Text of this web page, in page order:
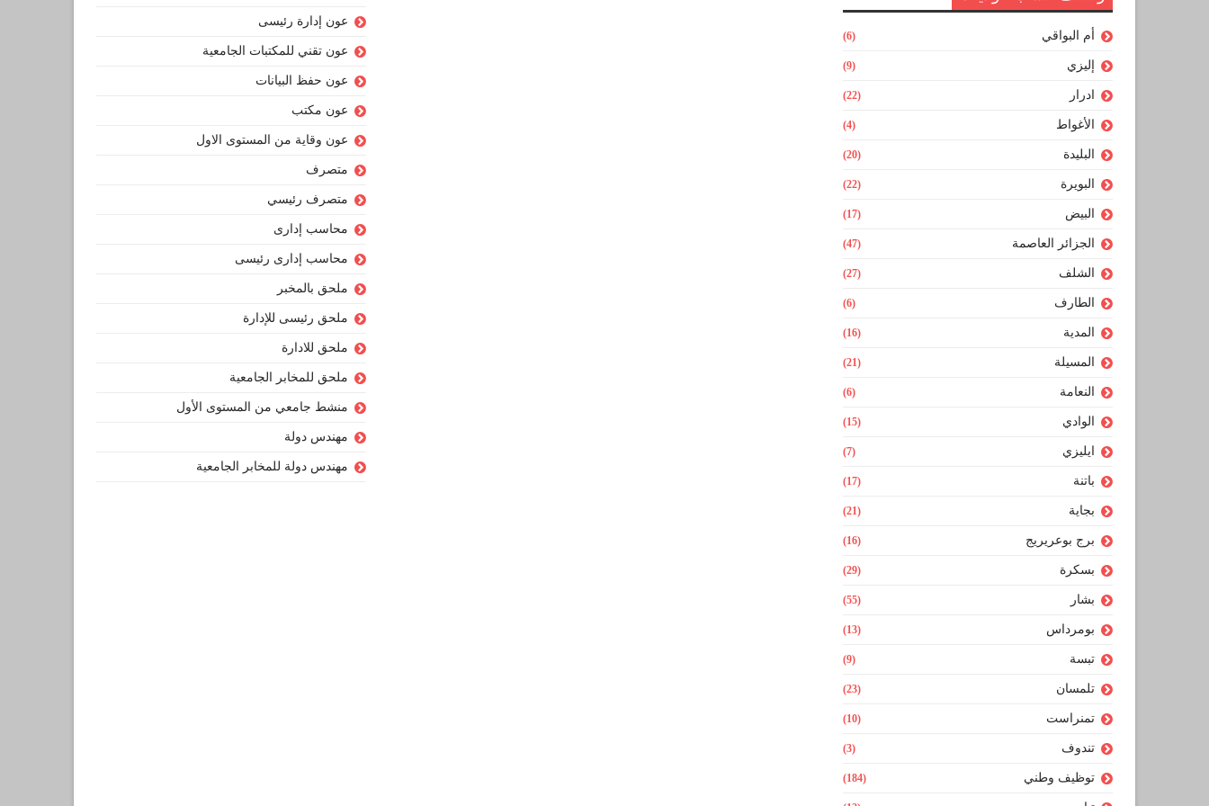
أم البواقي (6)
إليزي (9)
ادرار (22)
الأغواط (4)
البليدة (20)
البويرة (22)
البيض (17)
الجزائر العاصمة (47)
الشلف (27)
الطارف (6)
المدية (16)
المسيلة (21)
النعامة (6)
الوادي (15)
ايليزي (7)
باتنة (17)
بجاية (21)
برج بوعريريج (16)
بسكرة (29)
بشار (55)
بومرداس (13)
تبسة (9)
تلمسان (23)
تمنراست (10)
تندوف (3)
توظيف وطني (184)
عون إدارة رئيسى
عون تقني للمكتبات الجامعية
عون حفظ البيانات
عون مكتب
عون وقاية من المستوى الاول
متصرف
متصرف رئيسي
محاسب إدارى
محاسب إدارى رئيسى
ملحق بالمخبر
ملحق رئيسى للإدارة
ملحق للادارة
ملحق للمخابر الجامعية
منشط جامعي من المستوى الأول
مهندس دولة
مهندس دولة للمخابر الجامعية